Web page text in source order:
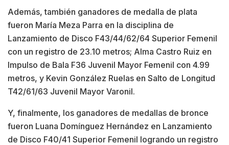
Además, también ganadores de medalla de plata
fueron María Meza Parra en la disciplina de
Lanzamiento de Disco F43/44/62/64 Superior Femenil
con un registro de 23.10 metros; Alma Castro Ruiz en
Impulso de Bala F36 Juvenil Mayor Femenil con 4.99
metros, y Kevin González Ruelas en Salto de Longitud
T42/61/63 Juvenil Mayor Varonil.
Y, finalmente, los ganadores de medallas de bronce
fueron Luana Domínguez Hernández en Lanzamiento
de Disco F40/41 Superior Femenil logrando un registro